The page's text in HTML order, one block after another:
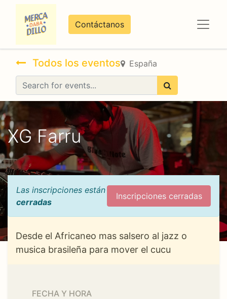
Contáctanos
Todos los eventos España
XG Farru
Las inscripciones están
cerradas
Inscripciones cerradas
Desde el Africaneo mas salsero al jazz o
musica brasileña para mover el cucu
FECHA Y HORA